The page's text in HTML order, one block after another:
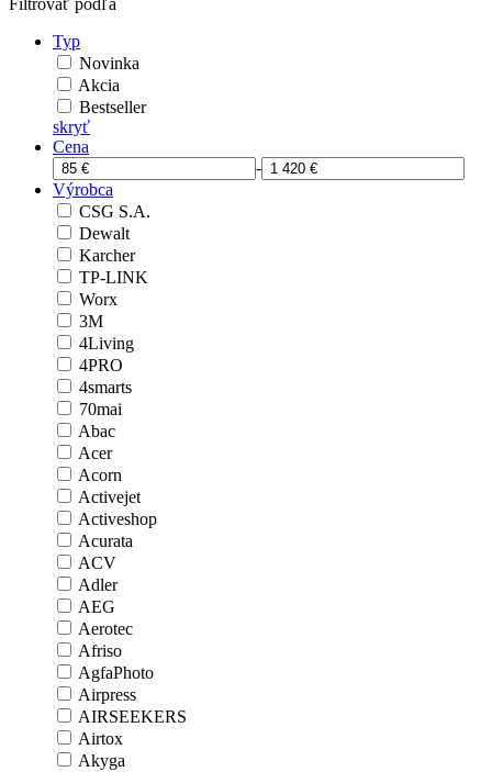
Filtrovať podľa
Typ
Novinka
Akcia
Bestseller
skryť
Cena
-
Výrobca
CSG S.A.
Dewalt
Karcher
TP-LINK
Worx
3M
4Living
4PRO
4smarts
70mai
Abac
Acer
Acorn
Activejet
Activeshop
Acurata
ACV
Adler
AEG
Aerotec
Afriso
AgfaPhoto
Airpress
AIRSEEKERS
Airtox
Akyga